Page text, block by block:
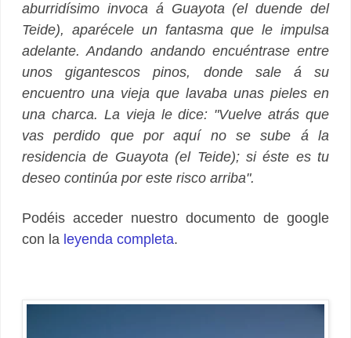
aburridísimo invoca á Guayota (el duende del
Teide), aparécele un fantasma que le impulsa
adelante. Andando andando encuéntrase entre
unos gigantescos pinos, donde sale á su
encuentro una vieja que lavaba unas pieles en
una charca. La vieja le dice: "Vuelve atrás que
vas perdido que por aquí no se sube á la
residencia de Guayota (el Teide); si éste es tu
deseo continúa por este risco arriba".
Podéis acceder nuestro documento de google
con la leyenda completa.